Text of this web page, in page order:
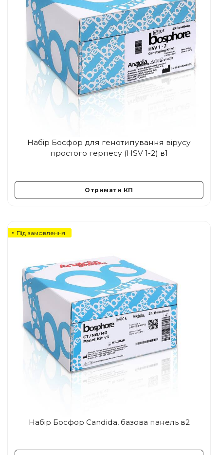
Набір Босфор для генотипування вірусу
простого герпесу (HSV 1-2) в1
Отримати КП
Під замовлення
Набір Босфор Candida, базова панель в2